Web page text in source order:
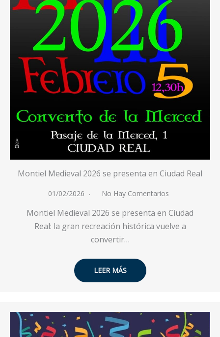
Montiel Medieval 2026 se presenta en Ciudad Real
01/02/2026 No Hay Comentarios
Montiel Medieval 2026 se presenta en Ciudad
Real: la gran recreación histórica vuelve a
convertir…
LEER MÁS